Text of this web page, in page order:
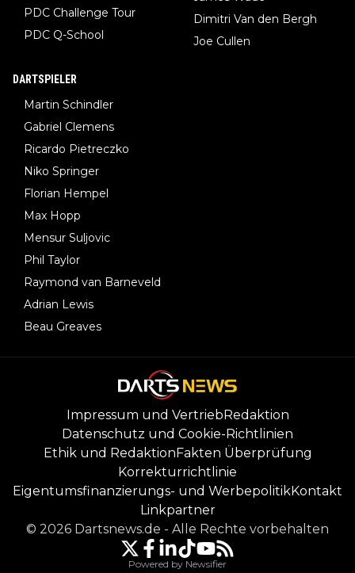
PDC Challenge Tour
PDC Q-School
Dimitri Van den Bergh
Joe Cullen
DARTSPIELER
Martin Schindler
Gabriel Clemens
Ricardo Pietreczko
Niko Springer
Florian Hempel
Max Hopp
Mensur Suljovic
Phil Taylor
Raymond van Barneveld
Adrian Lewis
Beau Greaves
Impressum und Vertrieb Redaktion
Datenschutz und Cookie-Richtlinien
Ethik und Redaktion Fakten Überprüfung
Korrekturrichtlinie
Eigentumsfinanzierungs- und WerbepolitikKontakt
Linkpartner
© 2026 Dartsnews.de - Alle Rechte vorbehalten
Powered by Newsifier